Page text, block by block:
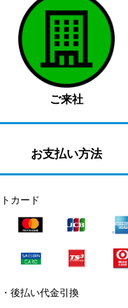
ご来社
お支払い方法
カード
後払い代金引換